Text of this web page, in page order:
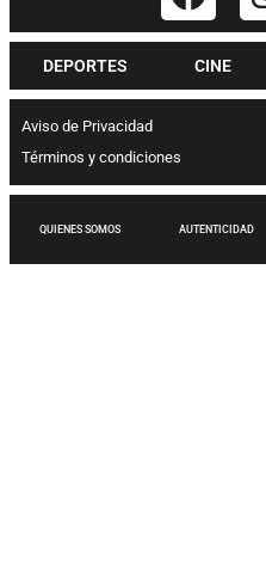
DEPORTES CINE
Aviso de Privacidad
Términos y condiciones
QUIENES SOMOS AUTENTICIDAD